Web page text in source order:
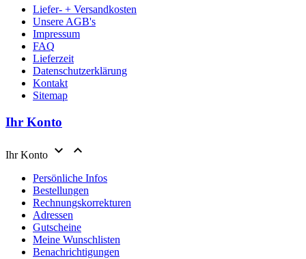
Liefer- + Versandkosten
Unsere AGB's
Impressum
FAQ
Lieferzeit
Datenschutzerklärung
Kontakt
Sitemap
Ihr Konto
Ihr Konto  
Persönliche Infos
Bestellungen
Rechnungskorrekturen
Adressen
Gutscheine
Meine Wunschlisten
Benachrichtigungen